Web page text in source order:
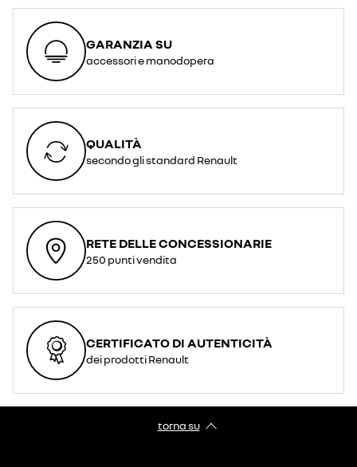
GARANZIA SU
accessori e manodopera
QUALITÀ
secondo gli standard Renault
RETE DELLE CONCESSIONARIE
250 punti vendita
CERTIFICATO DI AUTENTICITÀ
dei prodotti Renault
torna su